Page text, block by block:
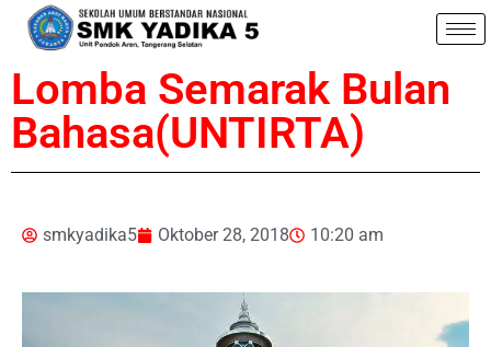
Lomba Semarak Bulan
Bahasa(UNTIRTA)
smkyadika5 Oktober 28, 2018 10:20 am